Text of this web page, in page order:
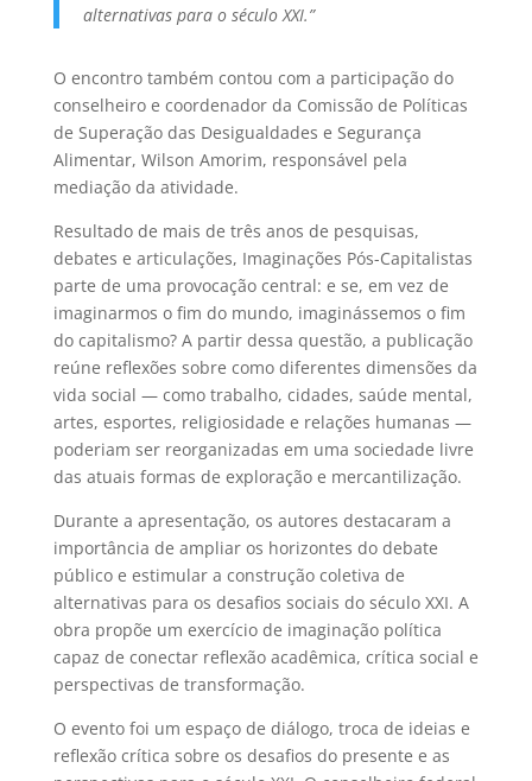
alternativas para o século XXI.”
O encontro também contou com a participação do
conselheiro e coordenador da Comissão de Políticas
de Superação das Desigualdades e Segurança
Alimentar, Wilson Amorim, responsável pela
mediação da atividade.
Resultado de mais de três anos de pesquisas,
debates e articulações, Imaginações Pós-Capitalistas
parte de uma provocação central: e se, em vez de
imaginarmos o fim do mundo, imaginássemos o fim
do capitalismo? A partir dessa questão, a publicação
reúne reflexões sobre como diferentes dimensões da
vida social — como trabalho, cidades, saúde mental,
artes, esportes, religiosidade e relações humanas —
poderiam ser reorganizadas em uma sociedade livre
das atuais formas de exploração e mercantilização.
Durante a apresentação, os autores destacaram a
importância de ampliar os horizontes do debate
público e estimular a construção coletiva de
alternativas para os desafios sociais do século XXI. A
obra propõe um exercício de imaginação política
capaz de conectar reflexão acadêmica, crítica social e
perspectivas de transformação.
O evento foi um espaço de diálogo, troca de ideias e
reflexão crítica sobre os desafios do presente e as